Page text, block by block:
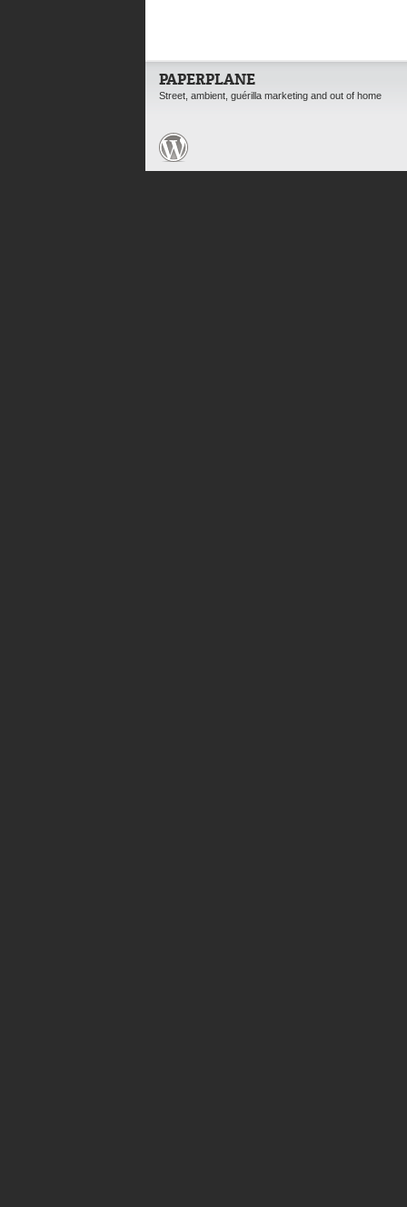
PAPERPLANE
Street, ambient, guérilla marketing and out of home